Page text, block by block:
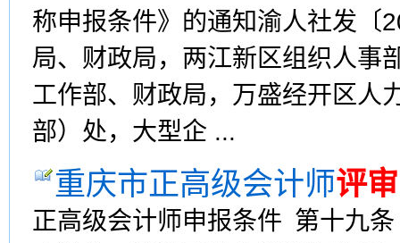
称申报条件》的通知渝人社发〔
局、财政局，两江新区组织人事
工作部、财政局，万盛经开区人
部）处，大型企 ...
重庆市正高级会计师评审
正高级会计师申报条件 第十九